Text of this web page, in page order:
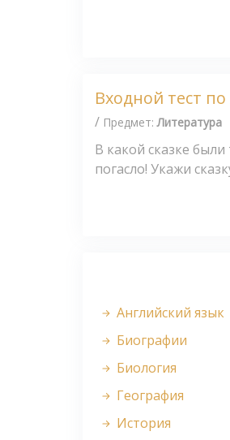
Входной тест
/ Предмет:Литература
В какой сказке
погасло! Укажи
Английский язык
Биографии
Биология
География
История